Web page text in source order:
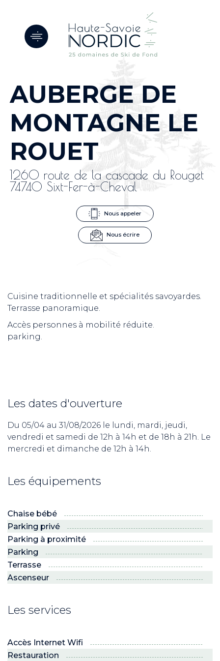
AUBERGE DE
MONTAGNE LE
ROUET
1260 route de la cascade du Rouget
74740 Sixt-Fer-à-Cheval
Nous appeler
Nous écrire
Cuisine traditionnelle et spécialités savoyardes.
Terrasse panoramique.
Accès personnes à mobilité réduite.
parking.
Les dates d'ouverture
Du 05/04 au 31/08/2026 le lundi, mardi, jeudi,
vendredi et samedi de 12h à 14h et de 18h à 21h. Le
mercredi et dimanche de 12h à 14h.
Les équipements
Chaise bébé
Parking privé
Parking à proximité
Parking
Terrasse
Ascenseur
Les services
Accès Internet Wifi
Restauration